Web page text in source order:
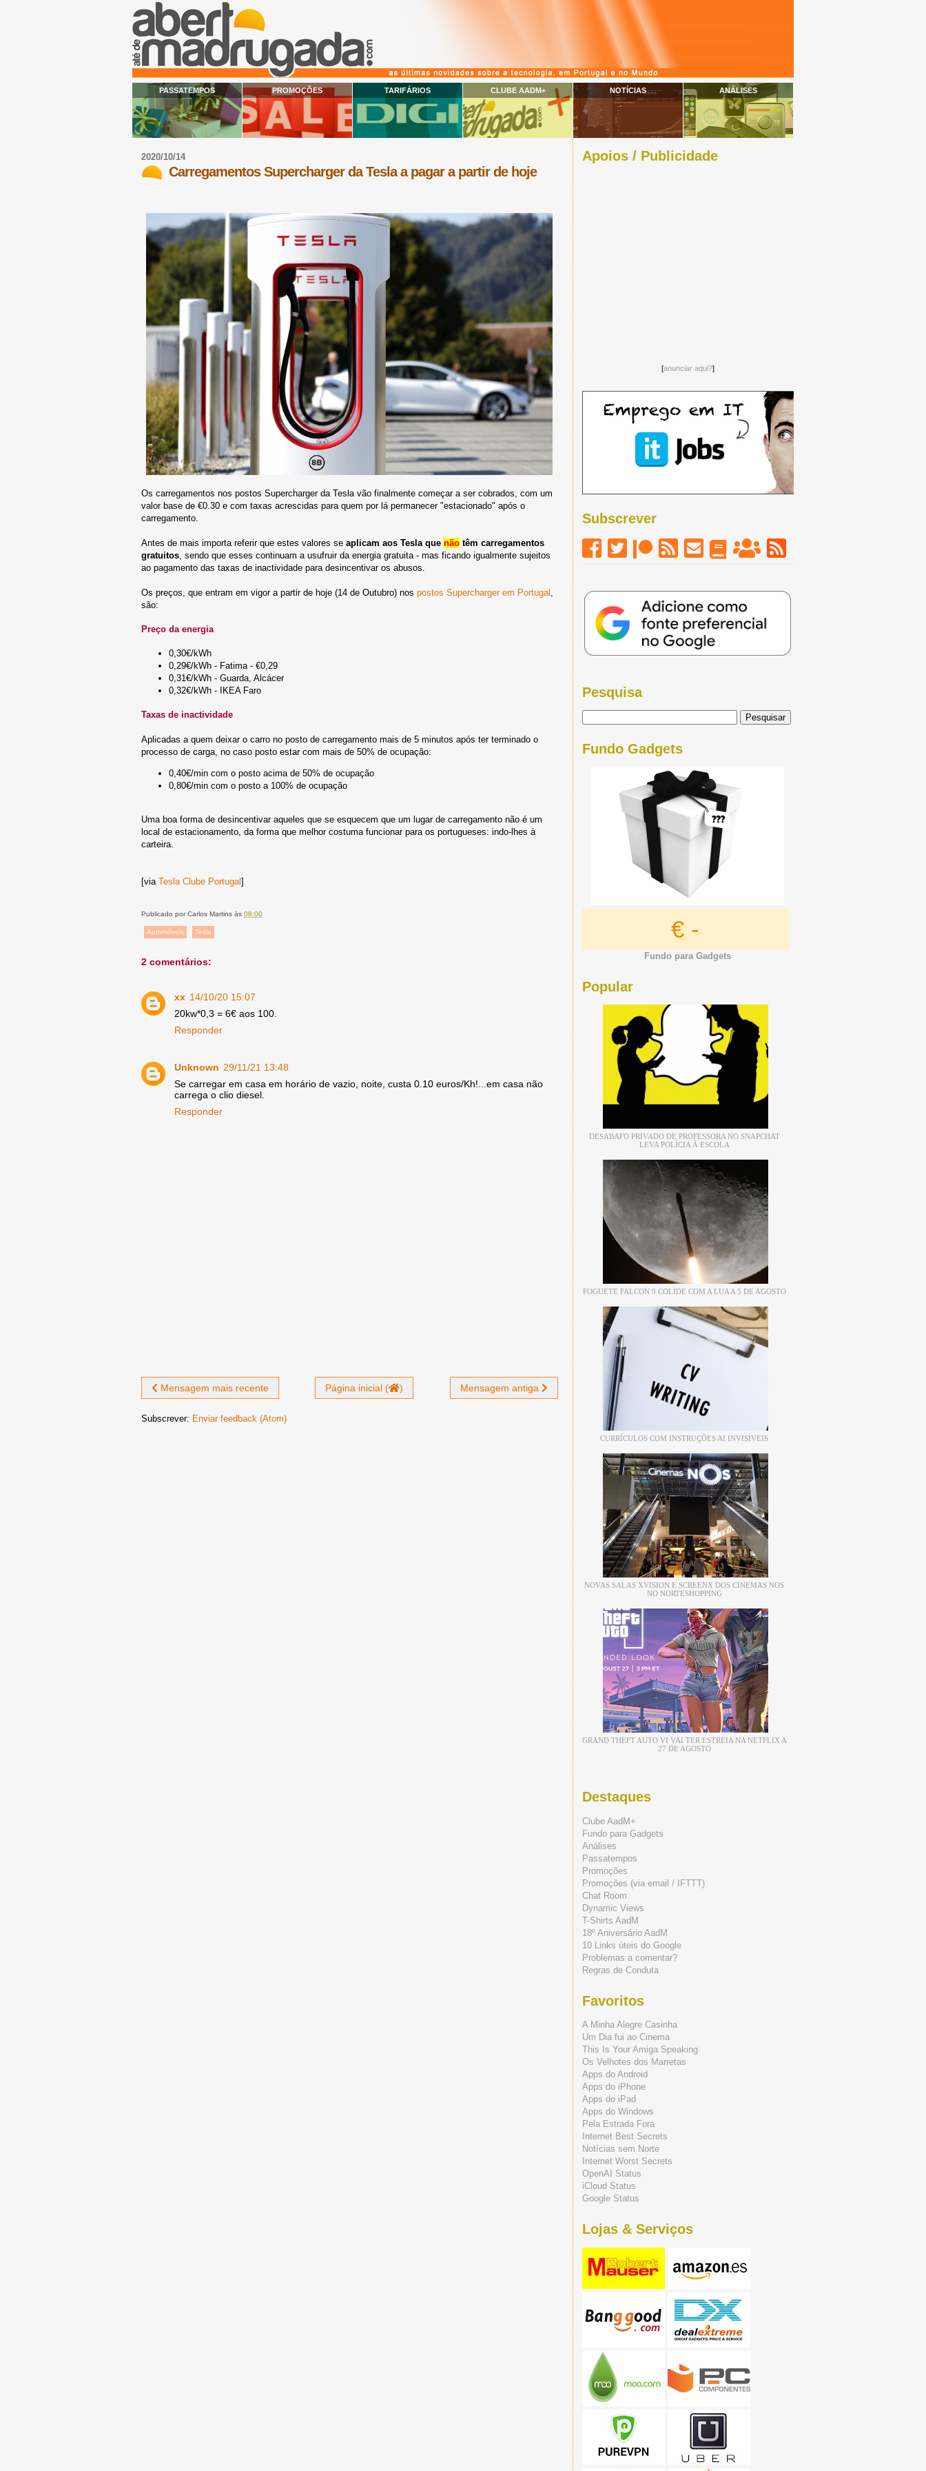
PASSATEMPOS PROMOÇÕES TARIFÁRIOS CLUBE AADM+ NOTÍCIAS ANÁLISES
2020/10/14
Carregamentos Supercharger da Tesla a pagar a partir de hoje
Os carregamentos nos postos Supercharger da Tesla vão finalmente começar a ser cobrados, com um
valor base de €0.30 e com taxas acrescidas para quem por lá permanecer "estacionado" após o
carregamento.
Antes de mais importa referir que estes valores se aplicam aos Tesla que não têm carregamentos
gratuitos , sendo que esses continuam a usufruir da energia gratuita - mas ficando igualmente sujeitos
ao pagamento das taxas de inactividade para desincentivar os abusos.
Os preços, que entram em vigor a partir de hoje (14 de Outubro) nos postos Supercharger em Portugal
são:
Preço da energia
0,30€/kWh
0,29€/kWh - Fatima - €0,29
0,31€/kWh - Guarda, Alcácer
0,32€/kWh - IKEA Faro
Taxas de inactividade
Aplicadas a quem deixar o carro no posto de carregamento mais de 5 minutos após ter terminado o
processo de carga, no caso posto estar com mais de 50% de ocupação:
0,40€/min com o posto acima de 50% de ocupação
0,80€/min com o posto a 100% de ocupação
Uma boa forma de desincentivar aqueles que se esquecem que um lugar de carregamento não é um
local de estacionamento, da forma que melhor costuma funcionar para os portugueses: indo-lhes à
carteira.
[via Tesla Clube Portugal]
Publicado porCarlos Martins às 08:00
Automóveis Tesla
2 comentários:
xx 14/10/20 15:07
20kw*0,3 = 6€ aos 100.
Responder
Unknown 29/11/21 13:48
Se carregar em casa em horário de vazio, noite, custa 0.10 euros/Kh!...em casa não
carrega o clio diesel.
Responder
Mensagem mais recente Mensagem antiga
Página inicial ( )
Subscrever: Enviar feedback (Atom)
Apoios / Publicidade
[anunciar aqui?]
Subscrever
Pesquisa
Fundo Gadgets
€ -
Fundo para Gadgets
Popular
DESABAFO PRIVADO DE PROFESSORA NO SNAPCHAT
LEVA POLÍCIA À ESCOLA
FOGUETE FALCON 9 COLIDE COM A LUA A 5 DE AGOSTO
CURRÍCULOS COM INSTRUÇÕES AI INVISÍVEIS
NOVAS SALAS XVISION E SCREENX DOS CINEMAS NOS
NO NORTESHOPPING
GRAND THEFT AUTO VI VAI TER ESTREIA NA NETFLIX A
27 DE AGOSTO
Destaques
Clube AadM+
Fundo para Gadgets
Análises
Passatempos
Promoções
Promoções (via email / IFTTT)
Chat Room
Dynamic Views
T-Shirts AadM
18º Aniversário AadM
10 Links úteis do Google
Problemas a comentar?
Regras de Conduta
Favoritos
A Minha Alegre Casinha
Um Dia fui ao Cinema
This Is Your Amiga Speaking
Os Velhotes dos Marretas
Apps do Android
Apps do iPhone
Apps do iPad
Apps do Windows
Pela Estrada Fora
Internet Best Secrets
Notícias sem Norte
Internet Worst Secrets
OpenAI Status
iCloud Status
Google Status
Lojas & Serviços